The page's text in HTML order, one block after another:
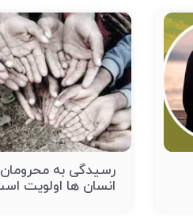
رسیدگی به
انسان ها اولویت